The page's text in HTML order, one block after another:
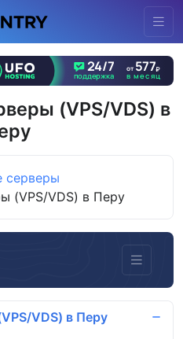
(VPS/VDS) в
серверы
(VPS/VDS) в Перу
VDS) в Перу